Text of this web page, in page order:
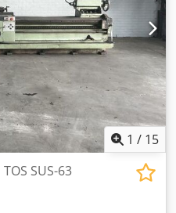
1 / 15
SUS-63